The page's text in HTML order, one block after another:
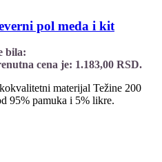
pol meda i kit
bila:
cena je: 1.183,00 RSD.
materijal Težine 200
95% pamuka i 5% likre.